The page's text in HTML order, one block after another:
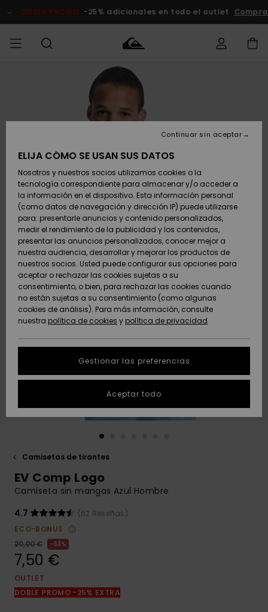
del
DOBLE PROMO -25% adicionales en todo el outlet
Ropa
Zapatos y
chanclas
Surf
Snow
Novedades
Destacados
Ropa
Zapatos y
chanclas
Surf
Snow
Novedades
Destacados
Shop
Destacados
Snow
SURF
Surf Shop
Highlights
Comunidad
SNOW
Tienda
Hombre
Snow Niños
Tienda
Snow Mujer
Destacados
Comunidad
DOBLE
PROMO
Outlet
Outlet
Mujer
AYUDA &
CONTACTO
Accede a tu
pedido
Envio
Devoluciones
Pago
Tarjeta de
regalo
Quiksilver
Freedom
Protección de
datos
personales
Inicia una
conversación
la respuesta
más rápida a
conversación
respuestas a
las preguntas
contacto.
SOSTENIBILIDAD
Camisetas de tirantes
EV Comp Logo
Camiseta sin mangas Azul Hombre
4.7
(62 Reseñas)
ECO-BONUS
20,00 €
63%
7,50 €
OUTLET
DOBLE PROMO -25% EXTRA
ELIJA CÓMO SE USAN SUS DATOS
Nosotros y nuestros socios utilizamos cookies o la
tecnología correspondiente para almacenar y/o acceder a
la información en el dispositivo. Esta información personal
(como datos de navegación y dirección IP) puede utilizarse
para: presentarle anuncios y contenido personalizados,
medir el rendimiento de la publicidad y los contenidos,
presentar las anuncios personalizados, conocer mejor a
nuestra audiencia, desarrollar y mejorar los productos de
nuestros socios. Usted puede configurar sus opciones para
aceptar o rechazar las cookies sujetas a su
consentimiento, o bien, para rechazar las cookies cuando
no están sujetas a su consentimiento (como algunas
cookies de análisis). Para más información, consulte
nuestra política de cookies y política de privacidad
Gestionar las preferencias
Continuar sin aceptar
Aceptar todo